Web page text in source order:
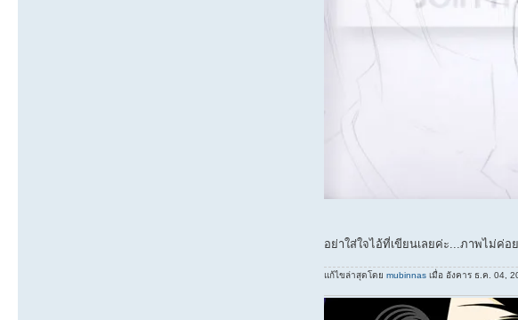
อย่าใส่ใจไอ้ที่เขียนเลยค่ะ...ภาพไม่ค่
แก้ไขล่าสุดโดย mubinnasเมื่อ อังคาร ธ.ค. 04,